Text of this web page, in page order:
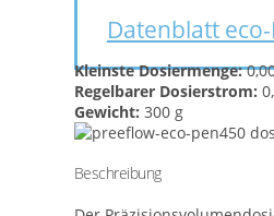
Datenblatt
Kleinste Dosiermenge:
Regelbarer Dosierstrom:
Gewicht: 300 g
Beschreibung